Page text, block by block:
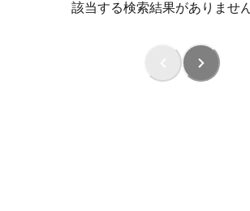
該当する検索結果がありませ